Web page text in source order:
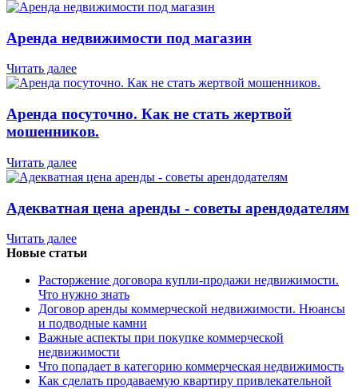
Аренда недвижимости под магазин
Читать далее
Аренда посуточно. Как не стать жертвой
мошенников.
Читать далее
Адекватная цена аренды - советы арендодателям
Читать далее
Новые статьи
Расторжение договора купли-продажи недвижимости.
Что нужно знать
Договор аренды коммерческой недвижимости. Нюансы
и подводные камни
Важные аспекты при покупке коммерческой
недвижимости
Что попадает в категорию коммерческая недвижимость
Как сделать продаваемую квартиру привлекательной